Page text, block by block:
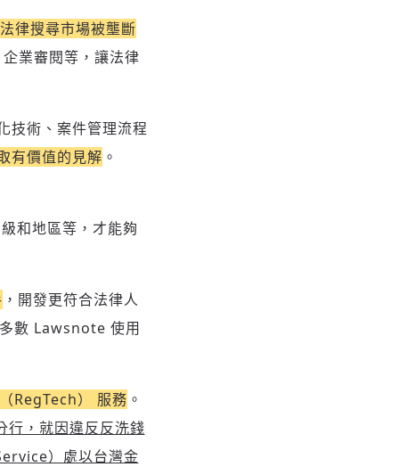
律搜尋市場被壟斷
業審閱等，讓法律
技術、案件管理流程
有價值的見解 。
和地區等，才能夠
，開發更符合法律人
數 Lawsnote 使用
RegTech） 服務 。
行，就因違反反洗錢
）處以台灣金